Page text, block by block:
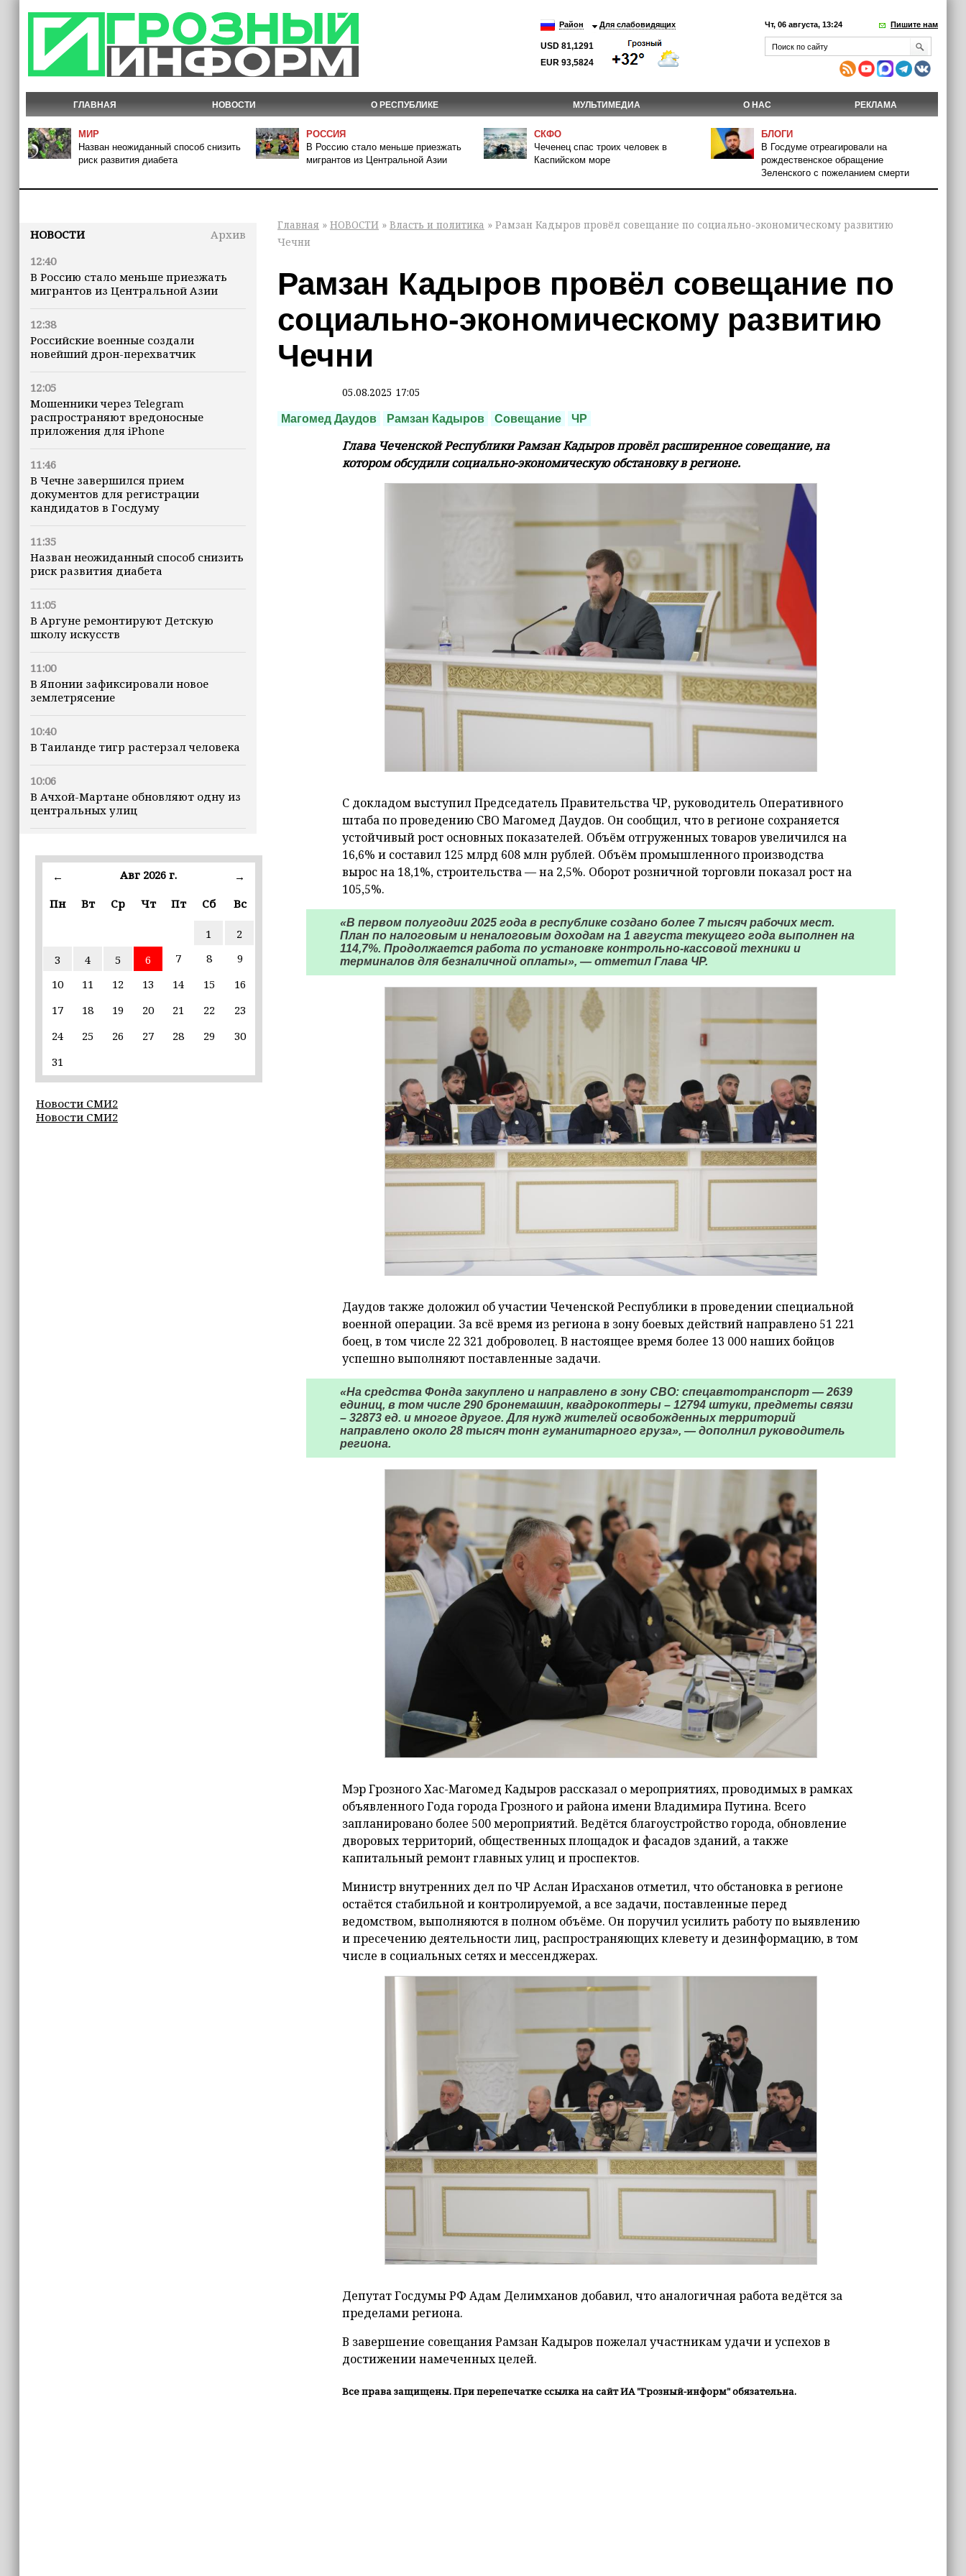
Район Для слабовидящих
USD 81,1291
EUR 93,5824
Чт, 06 августа, 13:24 Пишите нам
ГЛАВНАЯ НОВОСТИ О РЕСПУБЛИКЕ МУЛЬТИМЕДИА О НАС РЕКЛАМА
МИР
Назван неожиданный способ снизить
риск развития диабета
РОССИЯ
В Россию стало меньше приезжать
мигрантов из Центральной Азии
СКФО
Чеченец спас троих человек в
Каспийском море
БЛОГИ
В Госдуме отреагировали на
рождественское обращение
Зеленского с пожеланием смерти
НОВОСТИ
Архив
12:40
В Россию стало меньше приезжать
мигрантов из Центральной Азии
12:38
Российские военные создали
новейший дрон-перехватчик
12:05
Мошенники через Telegram
распространяют вредоносные
приложения для iPhone
11:46
В Чечне завершился прием
документов для регистрации
кандидатов в Госдуму
11:35
Назван неожиданный способ снизить
риск развития диабета
11:05
В Аргуне ремонтируют Детскую
школу искусств
11:00
В Японии зафиксировали новое
землетрясение
10:40
В Таиланде тигр растерзал человека
10:06
В Ачхой-Мартане обновляют одну из
центральных улиц
Минтруд ЧР усилит контроль за
качеством социальных услуг
09:41
Кадырова в восстановление Чечни
(+видео)
В Луну врезался кусок ракеты SpaceX
09:30
Всего за семь дней «Человек‑паук:
сборов 2026 года
← Авг 2026 г.
→
Пн
Вт Ср Чт Пт Сб Вс
1
2
3
4 5 6 7 8
9
10
11 12 13 14 15
16
17
18 19 20 21 22
23
24
25 26 27 28 29
30
31
Новости СМИ2
Новости СМИ2
Главная » НОВОСТИ » Власть и политика » Рамзан Кадыров провёл совещание по социально-экономическому развитию
Чечни
Рамзан Кадыров провёл совещание по
социально-экономическому развитию
Чечни
05.08.2025 17:05
Магомед Даудов Рамзан Кадыров Совещание ЧР
Глава Чеченской Республики Рамзан Кадыров провёл расширенное совещание, на
котором обсудили социально-экономическую обстановку в регионе.
С докладом выступил Председатель Правительства ЧР, руководитель Оперативного
штаба по проведению СВО Магомед Даудов. Он сообщил, что в регионе сохраняется
устойчивый рост основных показателей. Объём отгруженных товаров увеличился на
16,6% и составил 125 млрд 608 млн рублей. Объём промышленного производства
вырос на 18,1%, строительства — на 2,5%. Оборот розничной торговли показал рост на
105,5%.
«В первом полугодии 2025 года в республике создано более 7 тысяч рабочих мест.
План по налоговым и неналоговым доходам на 1 августа текущего года выполнен на
114,7%. Продолжается работа по установке контрольно-кассовой техники и
терминалов для безналичной оплаты», — отметил Глава ЧР.
Даудов также доложил об участии Чеченской Республики в проведении специальной
военной операции. За всё время из региона в зону боевых действий направлено 51 221
боец, в том числе 22 321 доброволец. В настоящее время более 13 000 наших бойцов
успешно выполняют поставленные задачи.
«На средства Фонда закуплено и направлено в зону СВО: спецавтотранспорт — 2639
единиц, в том числе 290 бронемашин, квадрокоптеры – 12794 штуки, предметы связи
– 32873 ед. и многое другое. Для нужд жителей освобожденных территорий
направлено около 28 тысяч тонн гуманитарного груза», — дополнил руководитель
региона.
Мэр Грозного Хас-Магомед Кадыров рассказал о мероприятиях, проводимых в рамках
объявленного Года города Грозного и района имени Владимира Путина. Всего
запланировано более 500 мероприятий. Ведётся благоустройство города, обновление
дворовых территорий, общественных площадок и фасадов зданий, а также
капитальный ремонт главных улиц и проспектов.
Министр внутренних дел по ЧР Аслан Ирасханов отметил, что обстановка в регионе
остаётся стабильной и контролируемой, а все задачи, поставленные перед
ведомством, выполняются в полном объёме. Он поручил усилить работу по выявлению
и пресечению деятельности лиц, распространяющих клевету и дезинформацию, в том
числе в социальных сетях и мессенджерах.
Депутат Госдумы РФ Адам Делимханов добавил, что аналогичная работа ведётся за
пределами региона.
В завершение совещания Рамзан Кадыров пожелал участникам удачи и успехов в
достижении намеченных целей.
Все права защищены. При перепечатке ссылка на сайт ИА "Грозный-информ" обязательна.